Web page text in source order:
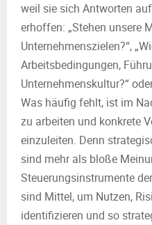
weil sie sich Antworten
erhoffen: „Stehen unsere
Unternehmenszielen?“,
Arbeitsbedingungen,
Unternehmenskultur?“
Was häufig fehlt, ist im
zu arbeiten und konkrete
einzuleiten. Denn
sind mehr als bloße
Steuerungsinstrumente
sind Mittel, um Nutzen,
identifizieren und so